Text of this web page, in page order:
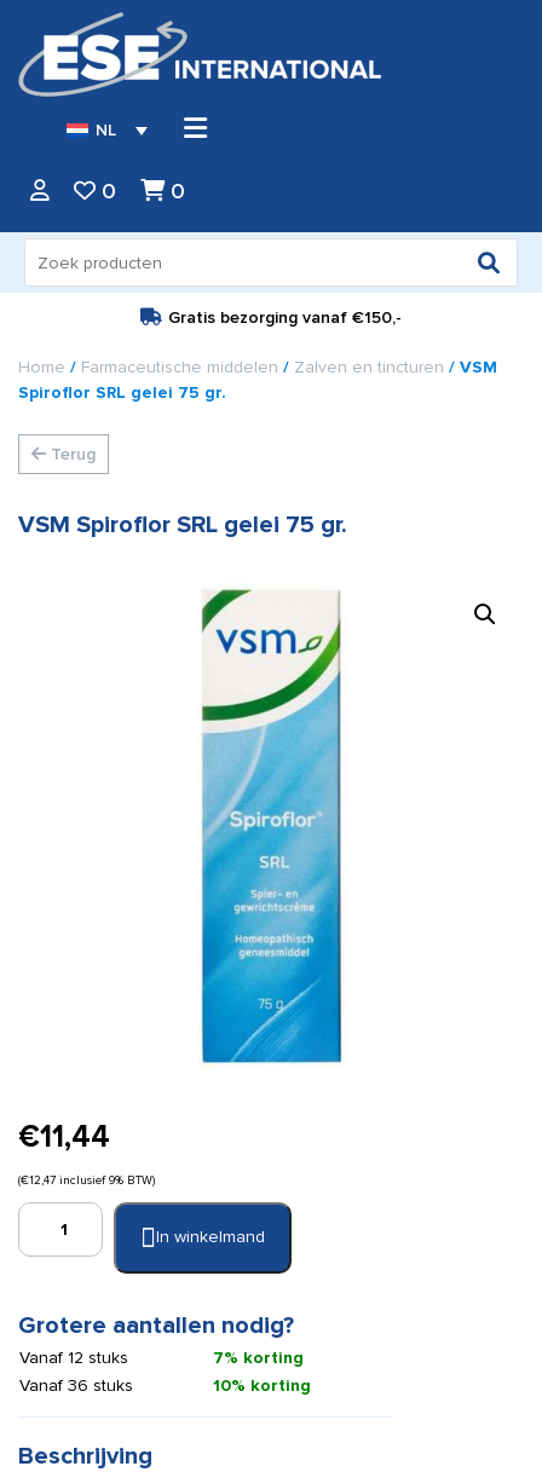
NL
0 0
naar:
Gratis bezorging vanaf €150,-
Home / Farmaceutische middelen / Zalven en tincturen / VSM
Spiroflor SRL gelei 75 gr.
Terug
VSM Spiroflor SRL gelei 75 gr.
€11,44
(€12,47 inclusief 9% BTW)
VSM
Spiroflor
75
aantal
In winkelmand
Grotere aantallen nodig?
Vanaf 12 stuks
7% korting
Vanaf 36 stuks
10% korting
Beschrijving